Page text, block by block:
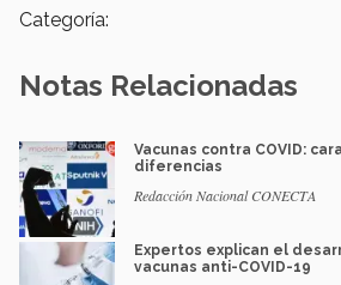
Categoría:
Notas Relacionadas
Vacunas contra COVID:
diferencias
Redacción Nacional CONECTA
Expertos explican el
vacunas anti-COVID-19